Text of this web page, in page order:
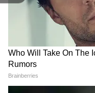
Image Credit :
আজ বিধানসভায়